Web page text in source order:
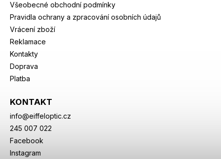
Všeobecné obchodní podmínky
Pravidla ochrany a zpracování osobních údajů
Vrácení zboží
Reklamace
Kontakty
Doprava
Platba
KONTAKT
info@eiffeloptic.cz
245 007 022
Facebook
Instagram